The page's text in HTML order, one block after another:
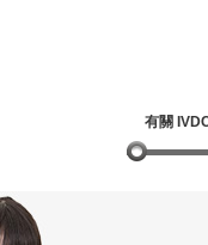
有關